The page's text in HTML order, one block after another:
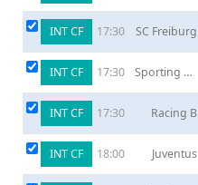
INT CF 17:30 SC Freiburg
INT CF 17:30
Sporting de
INT CF 17:30 Racing B
INT CF 18:00 Juventus